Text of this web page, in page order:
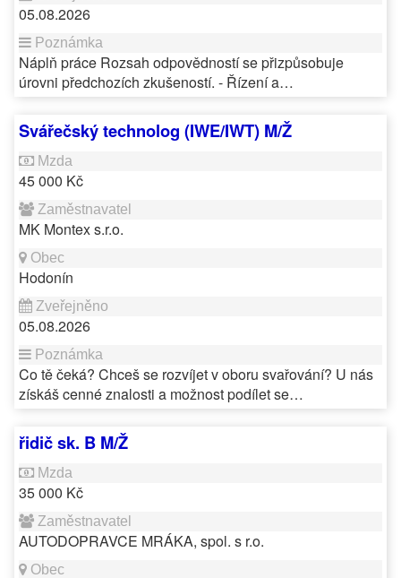
05.08.2026
Náplň práce Rozsah odpovědností se přizpůsobuje
úrovni předchozích zkušeností. - Řízení a…
Svářečský technolog (IWE/IWT) M/Ž
45 000 Kč
MK Montex s.r.o.
Hodonín
05.08.2026
Co tě čeká? Chceš se rozvíjet v oboru svařování? U nás
získáš cenné znalosti a možnost podílet se…
řidič sk. B M/Ž
35 000 Kč
AUTODOPRAVCE MRÁKA, spol. s r.o.